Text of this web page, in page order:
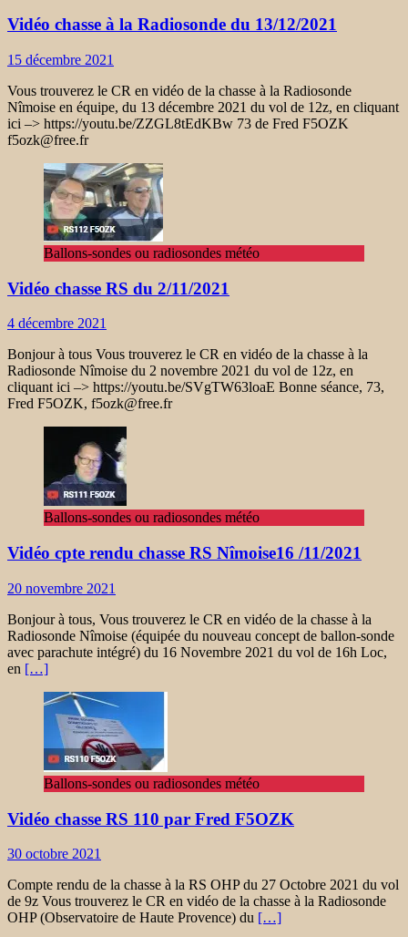
Vidéo chasse à la Radiosonde du 13/12/2021
15 décembre 2021
Vous trouverez le CR en vidéo de la chasse à la Radiosonde
Nîmoise en équipe, du 13 décembre 2021 du vol de 12z, en cliquant
ici –> https://youtu.be/ZZGL8tEdKBw 73 de Fred F5OZK
f5ozk@free.fr
Ballons-sondes ou radiosondes météo
Vidéo chasse RS du 2/11/2021
4 décembre 2021
Bonjour à tous Vous trouverez le CR en vidéo de la chasse à la
Radiosonde Nîmoise du 2 novembre 2021 du vol de 12z, en
cliquant ici –> https://youtu.be/SVgTW63loaE Bonne séance, 73,
Fred F5OZK, f5ozk@free.fr
Ballons-sondes ou radiosondes météo
Vidéo cpte rendu chasse RS Nîmoise16 /11/2021
20 novembre 2021
Bonjour à tous, Vous trouverez le CR en vidéo de la chasse à la
Radiosonde Nîmoise (équipée du nouveau concept de ballon-sonde
avec parachute intégré) du 16 Novembre 2021 du vol de 16h Loc,
en […]
Ballons-sondes ou radiosondes météo
Vidéo chasse RS 110 par Fred F5OZK
30 octobre 2021
Compte rendu de la chasse à la RS OHP du 27 Octobre 2021 du vol
de 9z Vous trouverez le CR en vidéo de la chasse à la Radiosonde
OHP (Observatoire de Haute Provence) du […]